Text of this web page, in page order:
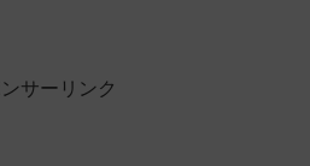
サーリンク